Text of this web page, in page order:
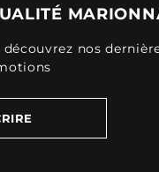
nos